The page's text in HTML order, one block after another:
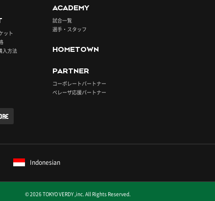
ット
入方法
ACADEMY
試合一覧
選手・スタッフ
HOMETOWN
PARTNER
コーポレートパートナー
ベレーザ応援パートナー
Indonesian
© 2026 TOKYO VERDY ,inc. All Rights Reserved.